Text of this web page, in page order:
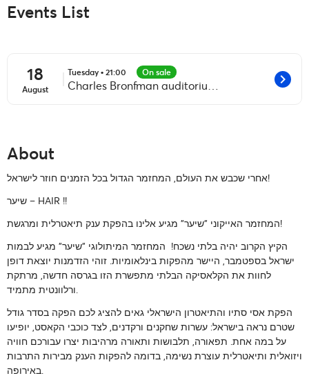
Events List
18
August
Tuesday • 21:00 On sale
Charles Bronfman auditorium, Tel Aviv Culture Center chevron_right
About
אחרי שכבש את העולם, המחזמר הגדול בכל הזמנים חוזר לישראל!
שיער – HAIR !!
המחזמר האייקוני "שיער" מגיע אלינו בהפקת ענק תיאטרלית ומרגשת!
הקיץ הקרוב יהיה בלתי נשכח! המחזמר המיתולוגי "שיער" מגיע לבמות
ישראל בספטמבר, היישר מהפקות בינלאומיות. זוהי הזדמנות יוצאת דופן
לחוות את הקלאסיקה הבלתי מתפשרת הזו בגרסה חדשה, מרתקת
ורלוונטית מתמיד.
הפקת אסי סתיו והתיאטרון הישראלי גאים להציג לכם הפקה בסדר גודל
שטרם נראה בישראל: עשרות שחקנים ורקדנים, לצד כוכבי הקאסט, יופיעו
על במה אחת. תפאורה, תלבושות ותאורה מרהיבות יצרו עבורכם חוויה
ויזואלית ותיאטרלית עוצרת נשימה, בדומה להפקות הענק מבירות התרבות
באירופה.